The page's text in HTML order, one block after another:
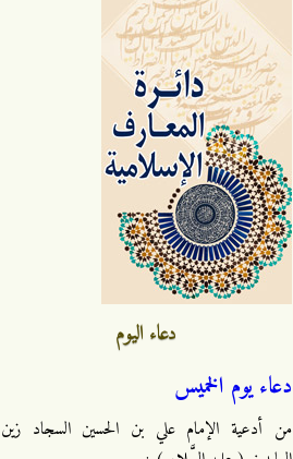
دعاء اليوم
دعاء يوم الخميس
من أدعية الإمام علي بن الحسين السجاد زين